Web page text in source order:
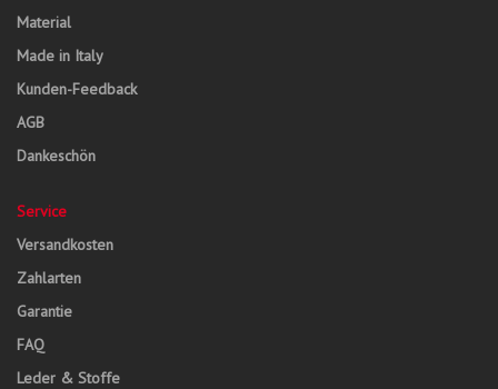
Material
Made in Italy
Kunden-Feedback
AGB
Dankeschön
Service
Versandkosten
Zahlarten
Garantie
FAQ
Leder & Stoffe